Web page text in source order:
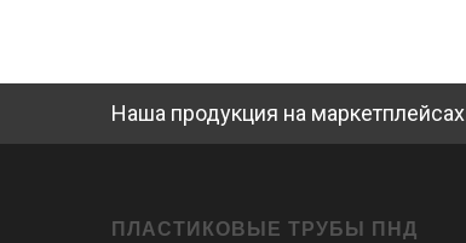
Наша продукция на маркетплейсах
ПЛАСТИКОВЫЕ ТРУБЫ ПНД